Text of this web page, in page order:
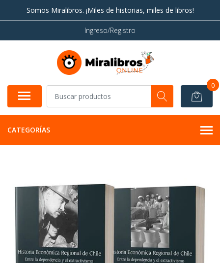
Somos Miralibros. ¡Miles de historias, miles de libros!
Ingreso/Registro
0
CATEGORÍAS